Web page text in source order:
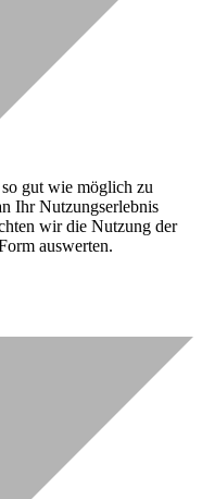
gut wie möglich zu
Ihr Nutzungserlebnis
wir die Nutzung der
auswerten.